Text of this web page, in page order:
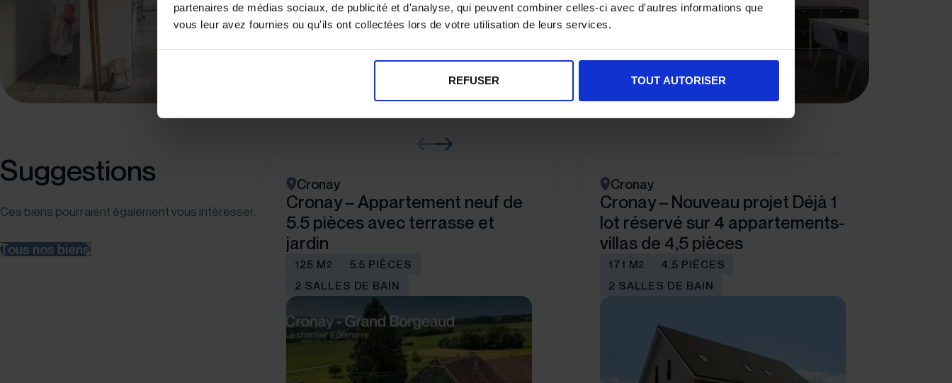
partenaires de médias sociaux, de publicité et d'analyse, qui peuvent combiner celles-ci avec d'autres informations que
vous leur avez fournies ou qu'ils ont collectées lors de votre utilisation de leurs services.
REFUSER TOUT AUTORISER
Suggestions
Ces biens pourraient également vous intéresser.
Tous nos biens
Cronay
Cronay – Appartement neuf de
5.5 pièces avec terrasse et
jardin
125 M2
5.5 PIÈCES
2 SALLES DE BAIN
Cronay
Cronay – Nouveau projet Déjà 1
lot réservé sur 4 appartements-
villas de 4,5 pièces
171 M2
4.5 PIÈCES
2 SALLES DE BAIN